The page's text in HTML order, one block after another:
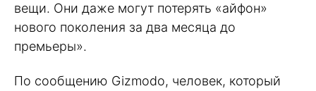
вещи. Они даже могут потерять «айфон»
нового поколения за два месяца до
премьеры».
По сообщению Gizmodo, человек, который